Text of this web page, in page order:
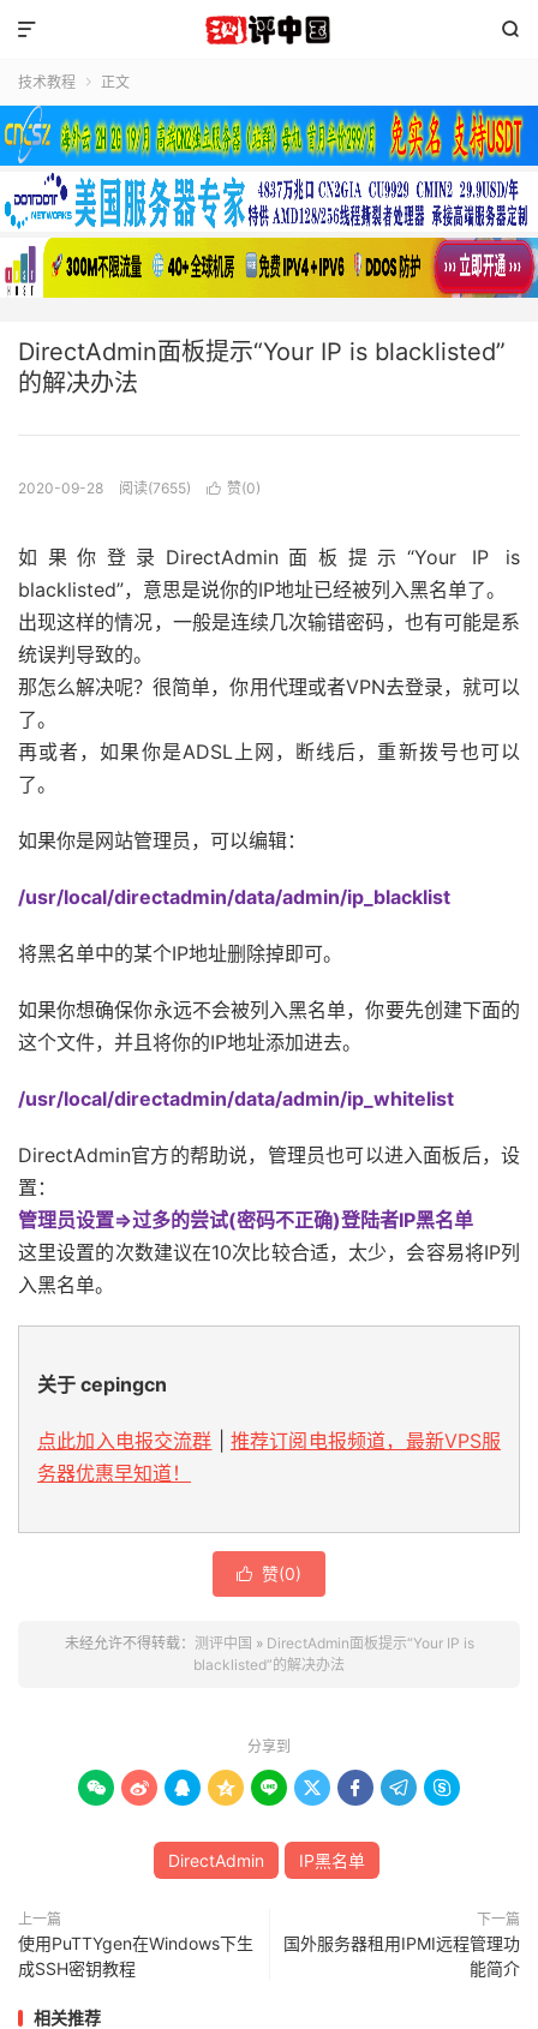


技术教程  正文
DirectAdmin面板提示“Your IP is blacklisted”
的解决办法
2020-09-28 阅读(7655)  赞(0)
如果你登录DirectAdmin面板提示“Your IP is
blacklisted”，意思是说你的IP地址已经被列入黑名单了。
出现这样的情况，一般是连续几次输错密码，也有可能是系
统误判导致的。
那怎么解决呢？很简单，你用代理或者VPN去登录，就可以
了。
再或者，如果你是ADSL上网，断线后，重新拨号也可以
了。
如果你是网站管理员，可以编辑：
/usr/local/directadmin/data/admin/ip_blacklist
将黑名单中的某个IP地址删除掉即可。
如果你想确保你永远不会被列入黑名单，你要先创建下面的
这个文件，并且将你的IP地址添加进去。
/usr/local/directadmin/data/admin/ip_whitelist
DirectAdmin官方的帮助说，管理员也可以进入面板后，设
置：
管理员设置=>过多的尝试(密码不正确)登陆者IP黑名单
这里设置的次数建议在10次比较合适，太少，会容易将IP列
入黑名单。
关于 cepingcn
点此加入电报交流群
推荐订阅电报频道，最新VPS服
务器优惠早知道！
 赞(0)
未经允许不得转载： 测评中国 » DirectAdmin面板提示“Your IP is
blacklisted”的解决办法
分享到
        
DirectAdmin IP黑名单
上一篇
使用PuTTYgen在Windows下生
成SSH密钥教程
下一篇
国外服务器租用IPMI远程管理功
能简介
相关推荐